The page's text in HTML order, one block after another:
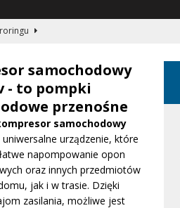
Macarena
samochodowy
- to pompki
przenośne
samochodowy
uniwersalne urządzenie, które
napompowanie opon
oraz innych przedmiotów
jak i w trasie. Dzięki
zasilania, możliwe jest